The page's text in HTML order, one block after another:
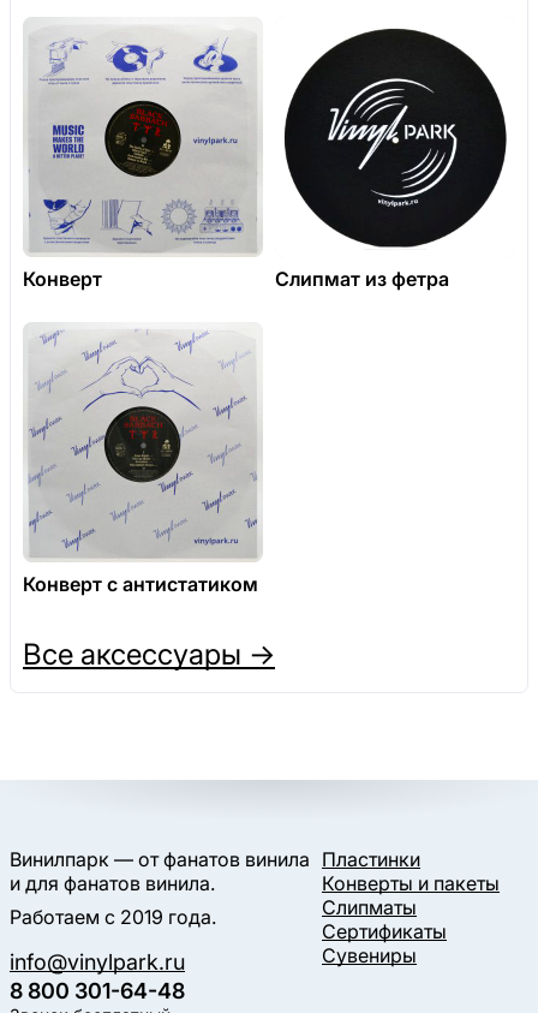
Конверт Слипмат из фетра
Конверт с антистатиком
Все аксессуары →
Винилпарк — от фанатов винила
и для фанатов винила.
Работаем с 2019 года.
info@vinylpark.ru
8 800 301-64-48
Пластинки
Конверты и пакеты
Слипматы
Сертификаты
Сувениры